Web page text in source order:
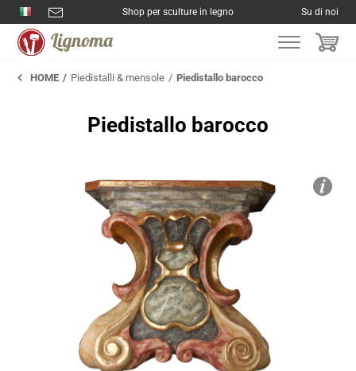
Shop per sculture in legno Su di noi
HOME Piedistalli & mensole Piedistallo barocco
Piedistallo barocco